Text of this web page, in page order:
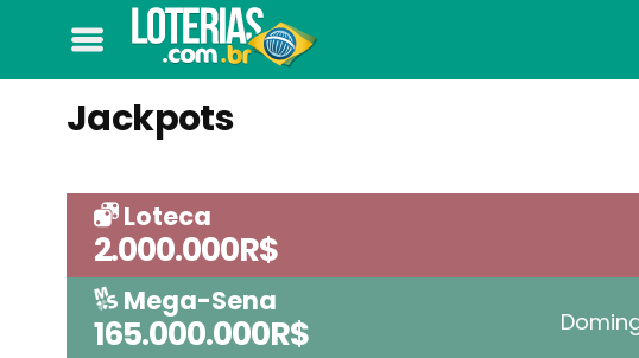
Jackpots
Loteca
2.000.000R$
Mega-Sena
165.000.000R$